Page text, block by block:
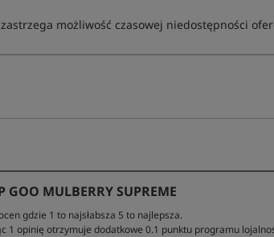
możliwość czasowej niedostępności
GOO MULBERRY SUPREME
gdzie 1 to najsłabsza 5 to najlepsza.
1 opinię otrzymuje dodatkowe 0.1 punktu programu